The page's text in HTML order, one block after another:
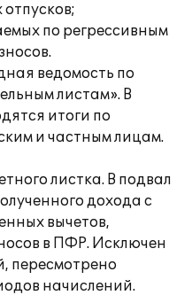
по регрессивным
ведомость по
листам». В
итоги по
и частным лицам.
листка. В подвал
дохода с
вычетов,
в ПФР. Исключен
пересмотрено
начислений.